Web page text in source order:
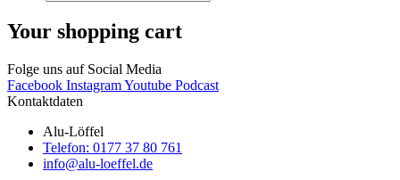
Your shopping cart
Folge uns auf Social Media
Facebook InstagramYoutube Podcast
Kontaktdaten
Alu-Löffel
Telefon: 0177 37 80 761
info@alu-loeffel.de